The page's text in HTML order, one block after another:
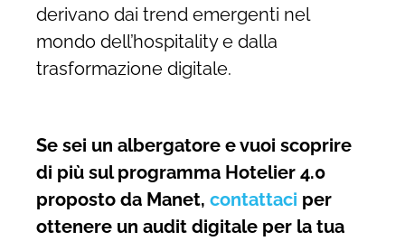
derivano dai trend emergenti nel
mondo dell’hospitality e dalla
trasformazione digitale.
Se sei un albergatore e vuoi scoprire
di più sul programma Hotelier 4.0
proposto da Manet, contattaci per
ottenere un audit digitale per la tua